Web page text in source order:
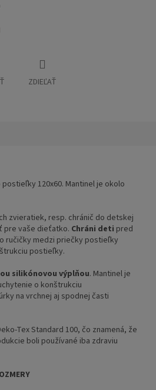
ZDIEĽAŤ
120x60. Mantinel je okolo
zvieratiek, resp. chránič do detskej
pre vaše dieťatko. Chráni deti pred
ručičky medzi priečky postieľky
postieľky.
silikónovou výplňou. Mantinel je
o konštrukciu
na vrchnej aj spodnej časti
Tex Standard 100, čo znamená, že
boli používané iba zdraviu